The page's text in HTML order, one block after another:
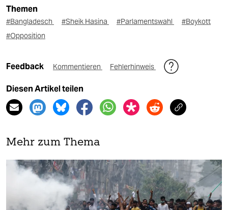
Themen
#Bangladesch #Sheik Hasina #Parlamentswahl
#Boykott
#Opposition
Feedback Kommentieren Fehlerhinweis
Diesen Artikel teilen
Mehr zum Thema